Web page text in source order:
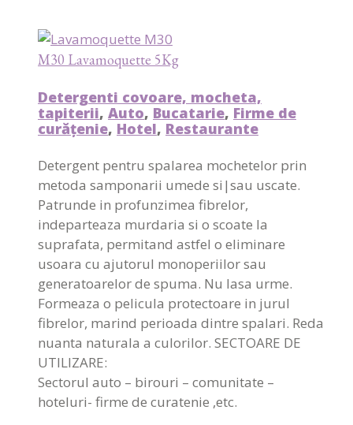
M30 Lavamoquette 5Kg
Detergenti covoare, mocheta,
tapiterii, Auto, Bucatarie, Firme de
curățenie, Hotel, Restaurante
Detergent pentru spalarea mochetelor prin
metoda samponarii umede si|sau uscate.
Patrunde in profunzimea fibrelor,
indeparteaza murdaria si o scoate la
suprafata, permitand astfel o eliminare
usoara cu ajutorul monoperiilor sau
generatoarelor de spuma. Nu lasa urme.
Formeaza o pelicula protectoare in jurul
fibrelor, marind perioada dintre spalari. Reda
nuanta naturala a culorilor. SECTOARE DE
UTILIZARE:
Sectorul auto – birouri – comunitate –
hoteluri- firme de curatenie ,etc.